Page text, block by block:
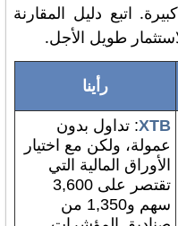
اتبع دليل المقارنة
طويل الأجل.
رأينا
XTB: تداول بدون
عمولة، ولكن مع اختيار
الأوراق المالية التي
تقتصر على 3,600
سهم و1,350 من